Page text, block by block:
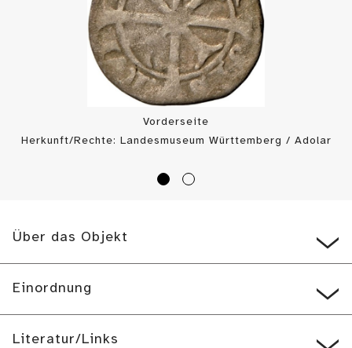
Vorderseite
Herkunft/Rechte: Landesmuseum Württemberg / Adolar
Über das Objekt
Einordnung
Literatur/Links